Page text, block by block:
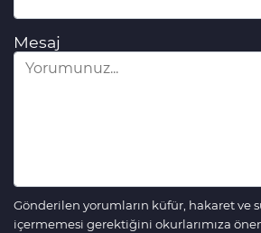
Mesaj
Gönderilen yorumların küfür, hakaret ve
içermemesi gerektiğini okurlarımıza